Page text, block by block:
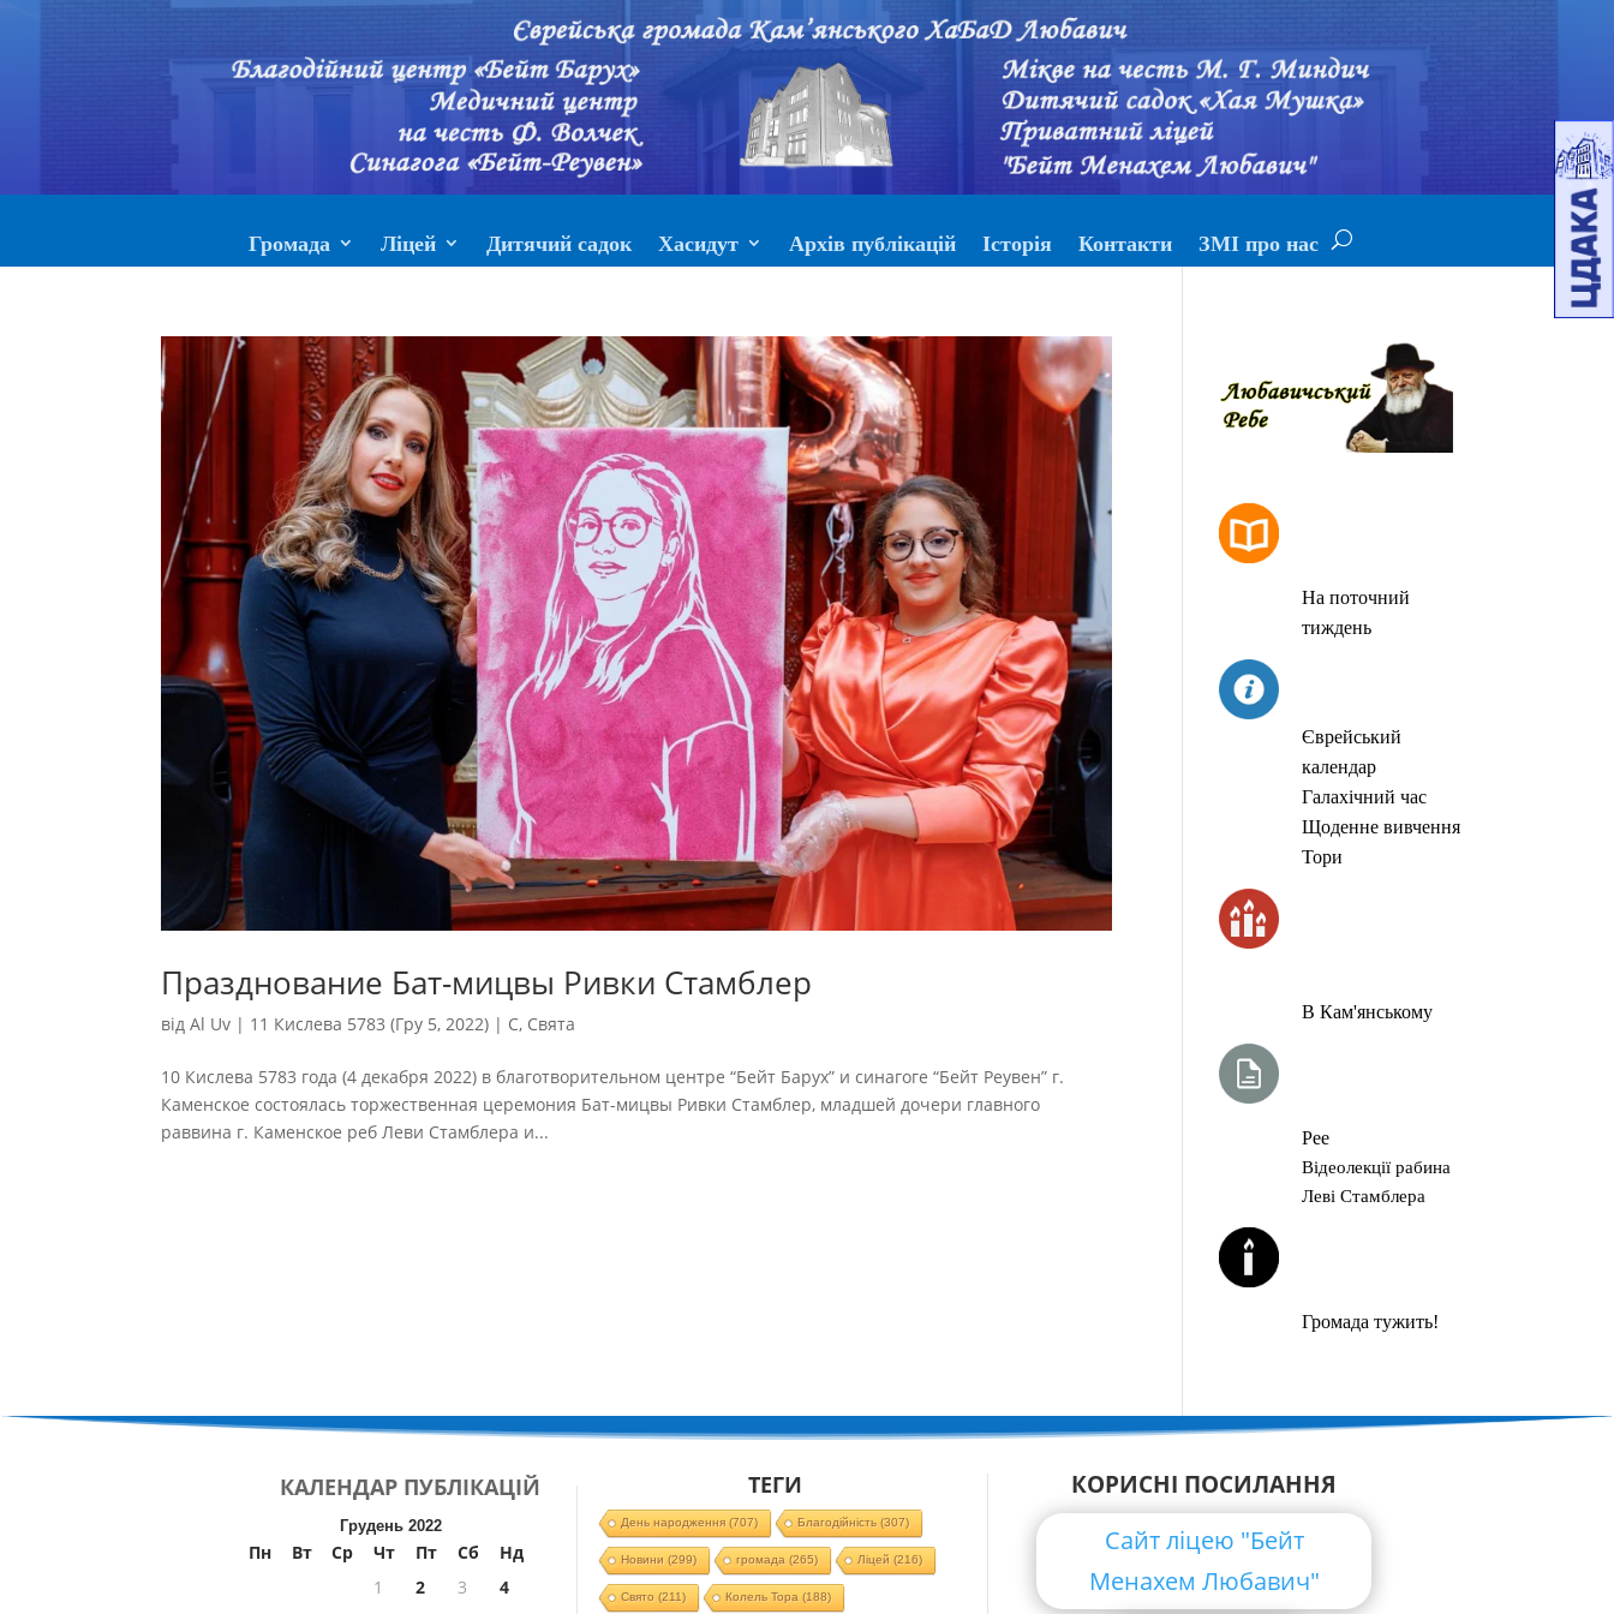
Громада Ліцей Дитячий садок Хасидут Архів публікацій Історія Контакти ЗМІ про нас
Празднование Бат-мицвы Ривки Стамблер
відAl Uv | 11 Кислева 5783 (Гру 5, 2022) | С, Свята
10 Кислева 5783 года (4 декабря 2022) в благотворительном центре “Бейт Барух” и синагоге “Бейт Реувен” г.
Каменское состоялась торжественная церемония Бат-мицвы Ривки Стамблер, младшей дочери главного
раввина г. Каменское реб Леви Стамблера и...
На поточний
тиждень
Єврейський
календар
Галахічний час
Щоденне вивчення
Тори
В Кам'янському
Рее
Відеолекції рабина
Леві Стамблера
Громада тужить!
КАЛЕНДАР ПУБЛІКАЦІЙ
Грудень 2022
Пн Вт Ср Чт Пт Сб
Нд
1
2 3
4
ТЕГИ
День народження(707) Благодійність (307)
Новини (299) громада (265) Ліцей (216)
Свято (211) Колель Тора (188)
КОРИСНІ ПОСИЛАННЯ
Сайт ліцею "Бейт
Менахем Любавич"